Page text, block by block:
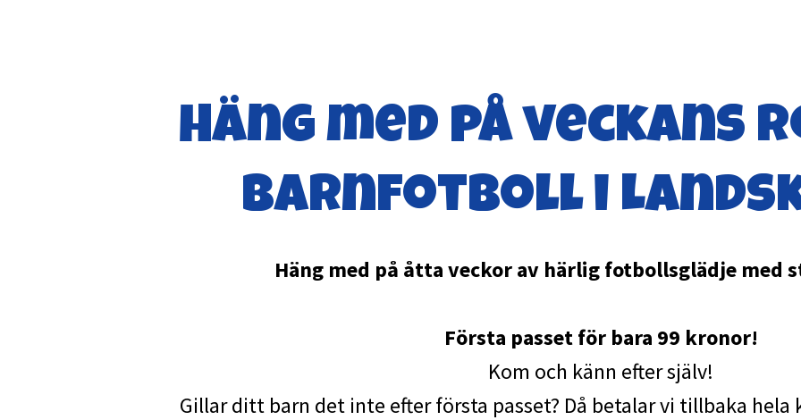
Häng med på veckans
barnfotboll i
Häng med på åtta veckor av härlig fotbollsglädje med
Första passet för bara 99 kronor!
Kom och känn efter själv!
Gillar ditt barn det inte efter första passet? Då betalar vi tillbaka